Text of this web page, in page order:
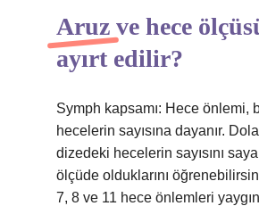
Aruz ve hece
ayırt edilir?
Symph kapsamı: Hece önlemi,
hecelerin sayısına dayanır.
dizedeki hecelerin sayısını
ölçüde olduklarını
7, 8 ve 11 hece önlemleri